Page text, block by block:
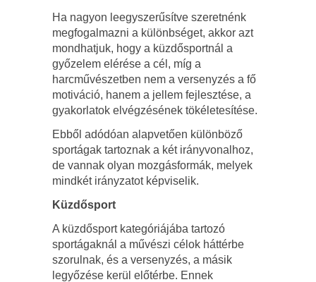
Ha nagyon leegyszerűsítve szeretnénk
megfogalmazni a különbséget, akkor azt
mondhatjuk, hogy a küzdősportnál a
győzelem elérése a cél, míg a
harcművészetben nem a versenyzés a fő
motiváció, hanem a jellem fejlesztése, a
gyakorlatok elvégzésének tökéletesítése.
Ebből adódóan alapvetően különböző
sportágak tartoznak a két irányvonalhoz,
de vannak olyan mozgásformák, melyek
mindkét irányzatot képviselik.
Küzdősport
A küzdősport kategóriájába tartozó
sportágaknál a művészi célok háttérbe
szorulnak, és a versenyzés, a másik
legyőzése kerül előtérbe. Ennek